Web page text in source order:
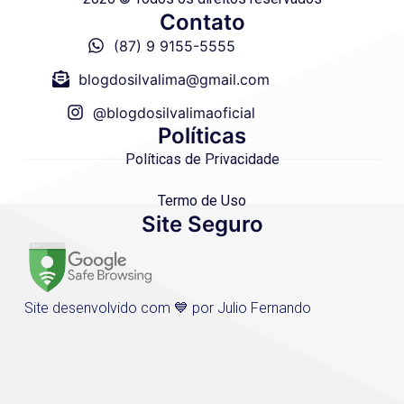
Contato
(87) 9 9155-5555
blogdosilvalima@gmail.com
@blogdosilvalimaoficial
Políticas
Políticas de Privacidade
Termo de Uso
Site Seguro
Site desenvolvido com 💙 por Julio Fernando